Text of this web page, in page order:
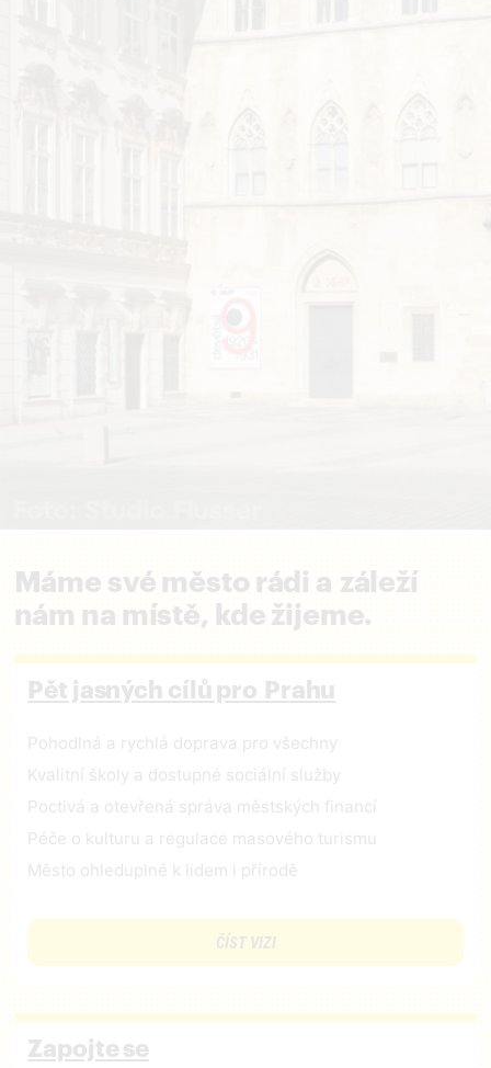
Máme své město rádi a záleží
nám na místě, kde žijeme.
Pět jasných cílů pro Prahu
Pohodlná a rychlá doprava pro všechny
Kvalitní školy a dostupné sociální služby
Poctivá a otevřená správa městských financí
Péče o kulturu a regulace masového turismu
Město ohleduplné k lidem i přírodě
ČÍST VIZI
Zapojte se